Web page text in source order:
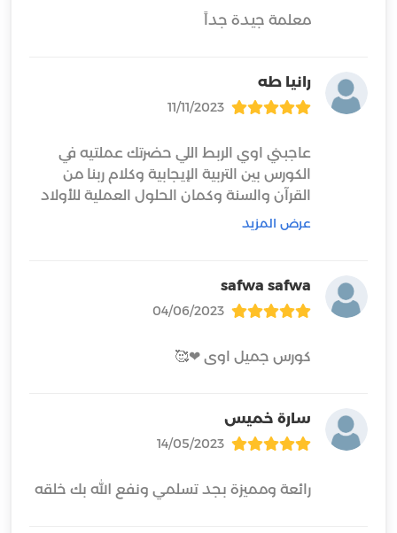
معلمة جيدة جداً
رانيا طه
11/11/2023
عاجبني اوي الربط اللي حضرتك عملتيه في
الكورس بين التربية الإيجابية وكلام ربنا من
القرآن والسنة وكمان الحلول العملية للأولاد
وطريقة الرد المناسبة اللي ممكن يقولوها في
وطريقة حضرتك حقيقي بتوصل للأطفال على
عرض المزيد
safwa safwa
04/06/2023
كورس جميل اوى ❤🥰
سارة خميس
14/05/2023
رائعة ومميزة بجد تسلمي ونفع الله بك خلقه